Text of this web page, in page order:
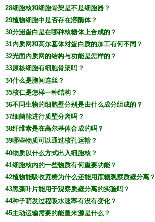
28细胞核和细胞骨架是不是细胞器？
29植物细胞中是否存在溶酶体？
30分泌蛋白是在哪种核糖体上合成的？
31内质网和高尔基体对蛋白质的加工有何不同？
32光面内质网的结构与功能是怎样的？
33原核细胞有细胞骨架吗？
34什么是胞间连丝？
35核仁是怎样一种结构？
36不同生物的细胞壁分别是由什么成分组成的？
37细菌能进行质壁分离吗？
38纤维素是在高尔基体合成的吗？
39哪些物质可以通过核孔运输？
40物质以什么方式出入细胞核？
41细胞核内的一些物质有何重要功能？
42植物能吸收蔗糖为什么还能用蔗糖观察质壁分离？
43黑藻叶片能用于观察质壁分离的实验吗？
44种子萌发过程吸水速率有没有变化？
45主动运输需要的能量来源是什么？